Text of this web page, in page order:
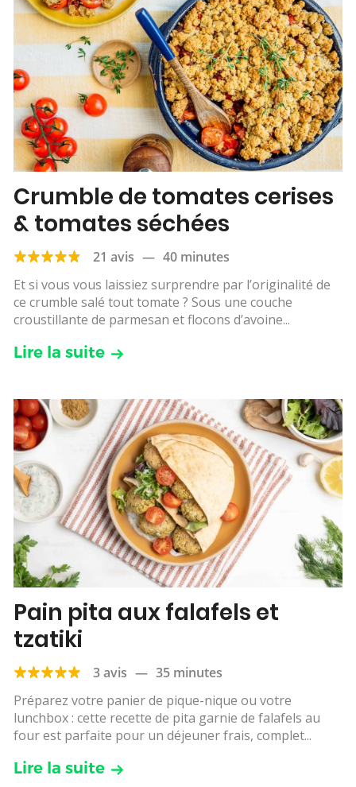
Crumble de tomates cerises
& tomates séchées
21 avis — 40 minutes
Et si vous vous laissiez surprendre par l’originalité de
ce crumble salé tout tomate ? Sous une couche
croustillante de parmesan et flocons d’avoine...
Lire la suite
Pain pita aux falafels et
tzatiki
3 avis — 35 minutes
Préparez votre panier de pique-nique ou votre
lunchbox : cette recette de pita garnie de falafels au
four est parfaite pour un déjeuner frais, complet...
Lire la suite